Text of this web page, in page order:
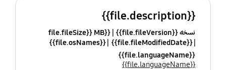
{{file.description}}
نسخه {{file.fileVersion}}
{{file.fileSize}} MB
{{file.fileModifiedDate}}
{{file.osNames}}
{{file.languageName}}
{{file.languageName}}